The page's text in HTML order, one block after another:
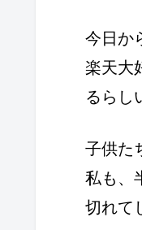
今日か
楽天大
るらし
子供た
私も、
切れて